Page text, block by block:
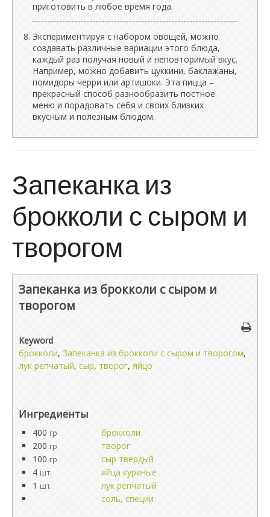
приготовить в любое время года.
Экспериментируя с набором овощей, можно
создавать различные вариации этого блюда,
каждый раз получая новый и неповторимый вкус.
Например, можно добавить цуккини, баклажаны,
помидоры черри или артишоки. Эта пицца –
прекрасный способ разнообразить постное
меню и порадовать себя и своих близких
вкусным и полезным блюдом.
Запеканка из
брокколи с сыром и
творогом
Запеканка из брокколи с сыром и
творогом
Keyword
брокколи, Запеканка из брокколи с сыром и творогом,
лук репчатый, сыр, творог, яйцо
Ингредиенты
400 гр
брокколи
200 гр
творог
100 гр
сыр твердый
4 шт.
яйца куриные
1 шт.
лук репчатый
соль, специи